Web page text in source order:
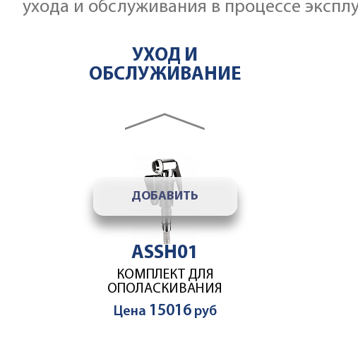
ухода и обслуживания в процессе
УХОД И
ОБСЛУЖИВАНИЕ
accesories slider
УМЯГЧИТЕЛЬ ВОДЫ 7,0
Цена 64264руб
ДОБАВИТЬ
ASSH01
КОМПЛЕКТ ДЛЯ
ОПОЛАСКИВАНИЯ
Цена 15016руб